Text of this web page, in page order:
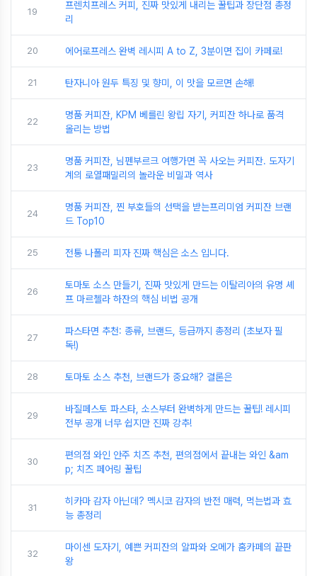
19
프렌치프레스 커피, 진짜 맛있게 내리는 꿀팁과 장단점 총정
리
20 에어로프레스 완벽 레시피 A to Z, 3분이면 집이 카페로!
21 탄자니아 원두 특징 및 향미, 이 맛을 모르면 손해!
22
명품 커피잔, KPM 베를린 왕립 자기, 커피잔 하나로 품격
올리는 방법
23
명품 커피잔, 님펜부르크 여행가면 꼭 사오는 커피잔. 도자기
계의 로열패밀리의 놀라운 비밀과 역사
24
명품 커피잔, 찐 부호들의 선택을 받는프리미엄 커피잔 브랜
드 Top10
25 전통 나폴리 피자 진짜 핵심은 소스 입니다.
26
토마토 소스 만들기, 진짜 맛있게 만드는 이탈리아의 유명 셰
프 마르첼라 하잔의 핵심 비법 공개
27
파스타면 추천: 종류, 브랜드, 등급까지 총정리 (초보자 필
독!)
28 토마토 소스 추천, 브랜드가 중요해? 결론은
29
바질페스토 파스타, 소스부터 완벽하게 만드는 꿀팁! 레시피
전부 공개 너무 쉽지만 진짜 강추!
30
편의점 와인 안주 치즈 추천, 편의점에서 끝내는 와인 &am
p; 치즈 페어링 꿀팁
31
히카마 감자 아닌데? 멕시코 감자의 반전 매력, 먹는법과 효
능 총정리
32
마이센 도자기, 예쁜 커피잔의 알파와 오메가 홈카페의 끝판
왕